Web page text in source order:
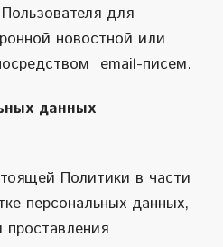
для
новостной или
email-писем.
данных
Политики в части
персональных данных,
проставления